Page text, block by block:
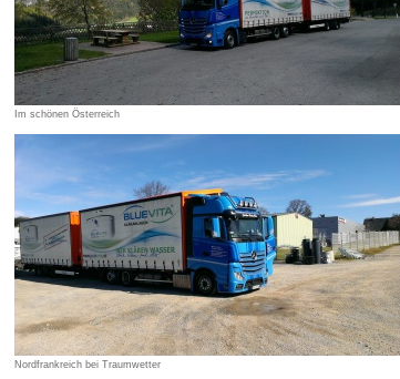
Im schönen Österreich
Nordfrankreich bei Traumwetter